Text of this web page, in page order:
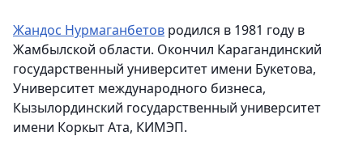
Жандос Нурмаганбетов родился в 1981 году в
Жамбылской области. Окончил Карагандинский
государственный университет имени Букетова,
Университет международного бизнеса,
Кызылординский государственный университет
имени Коркыт Ата, КИМЭП.